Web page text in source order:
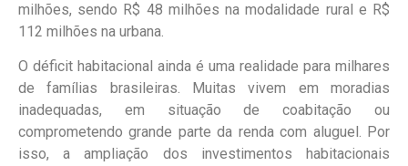
milhões, sendo R$ 48 milhões na modalidade rural e R$
112 milhões na urbana.
O déficit habitacional ainda é uma realidade para milhares
de famílias brasileiras. Muitas vivem em moradias
inadequadas, em situação de coabitação ou
comprometendo grande parte da renda com aluguel. Por
isso, a ampliação dos investimentos habitacionais